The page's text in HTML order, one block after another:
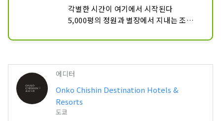
각별한 시간이 여기에서 시작된다
5,000평의 정원과 별장에서 지내는 조용
사치를 다한 조도와 호응한 그릇
치유된다
에디터
Onko Chishin Destination Hotels &
Resorts
도쿄